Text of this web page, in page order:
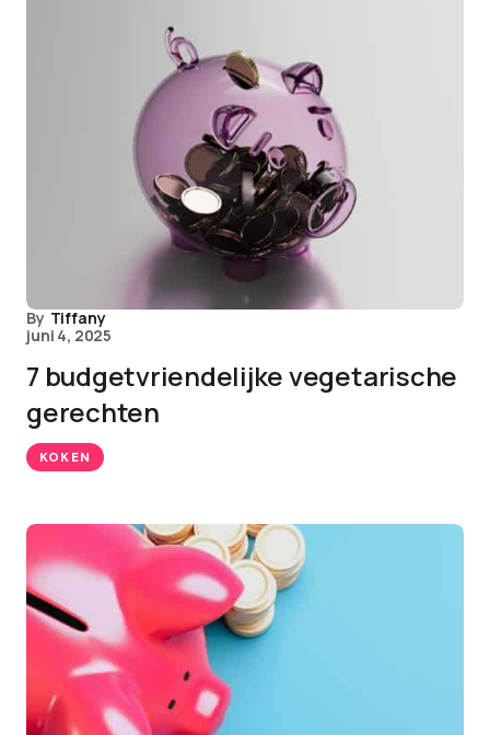
By Tiffany
juni 4, 2025
7 budgetvriendelijke vegetarische
gerechten
KOKEN